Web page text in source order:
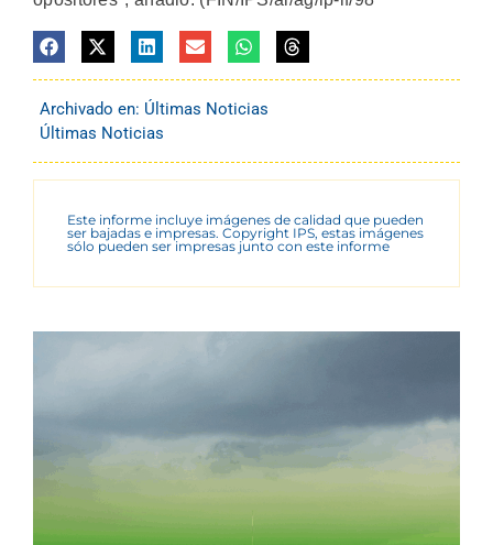
Archivado en: Últimas Noticias
Últimas Noticias
Este informe incluye imágenes de calidad que pueden
ser bajadas e impresas. Copyright IPS, estas imágenes
sólo pueden ser impresas junto con este informe